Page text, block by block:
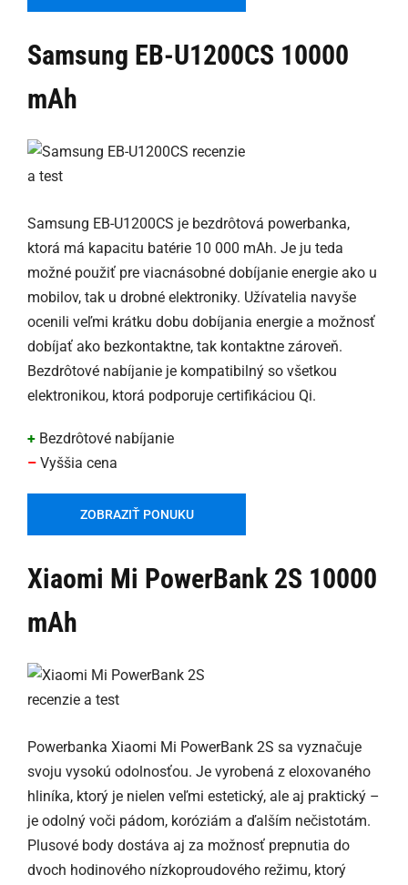
Samsung EB-U1200CS 10000
mAh
Samsung EB-U1200CS je bezdrôtová powerbanka,
ktorá má kapacitu batérie 10 000 mAh. Je ju teda
možné použiť pre viacnásobné dobíjanie energie ako u
mobilov, tak u drobné elektroniky. Užívatelia navyše
ocenili veľmi krátku dobu dobíjania energie a možnosť
dobíjať ako bezkontaktne, tak kontaktne zároveň.
Bezdrôtové nabíjanie je kompatibilný so všetkou
elektronikou, ktorá podporuje certifikáciou Qi.
+ Bezdrôtové nabíjanie
– Vyššia cena
ZOBRAZIŤ PONUKU
Xiaomi Mi PowerBank 2S 10000
mAh
Powerbanka Xiaomi Mi PowerBank 2S sa vyznačuje
svoju vysokú odolnosťou. Je vyrobená z eloxovaného
hliníka, ktorý je nielen veľmi estetický, ale aj praktický –
je odolný voči pádom, koróziám a ďalším nečistotám.
Plusové body dostáva aj za možnosť prepnutia do
dvoch hodinového nízkoproudového režimu, ktorý